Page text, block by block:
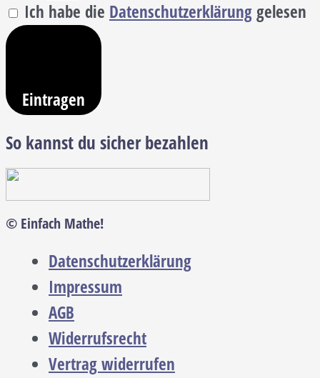
Ich habe die Datenschutzerklärunggelesen
Eintragen
So kannst du sicher bezahlen
© Einfach Mathe!
Datenschutzerklärung
Impressum
AGB
Widerrufsrecht
Vertrag widerrufen